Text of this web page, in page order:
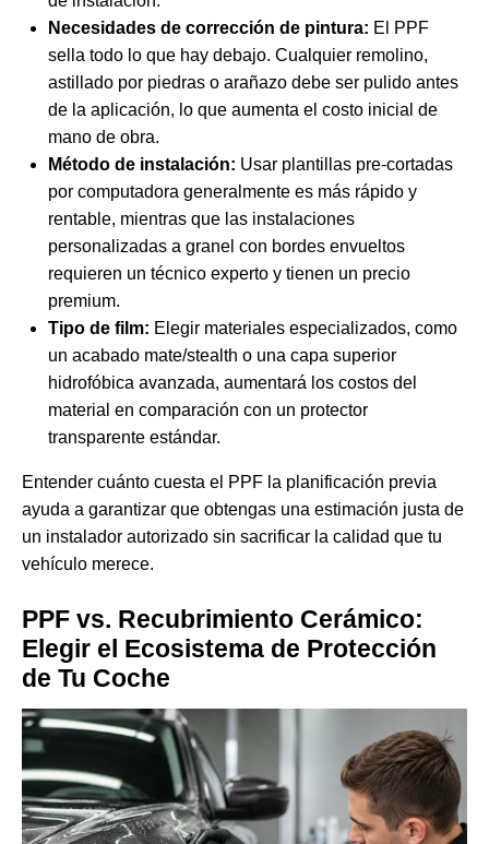
Necesidades de corrección de pintura: El PPF
sella todo lo que hay debajo. Cualquier remolino,
astillado por piedras o arañazo debe ser pulido antes
de la aplicación, lo que aumenta el costo inicial de
mano de obra.
Método de instalación: Usar plantillas pre-cortadas
por computadora generalmente es más rápido y
rentable, mientras que las instalaciones
personalizadas a granel con bordes envueltos
requieren un técnico experto y tienen un precio
premium.
Tipo de film: Elegir materiales especializados, como
un acabado mate/stealth o una capa superior
hidrofóbica avanzada, aumentará los costos del
material en comparación con un protector
transparente estándar.
Entender cuánto cuesta el PPF la planificación previa
ayuda a garantizar que obtengas una estimación justa de
un instalador autorizado sin sacrificar la calidad que tu
vehículo merece.
PPF vs. Recubrimiento Cerámico:
Elegir el Ecosistema de Protección
de Tu Coche